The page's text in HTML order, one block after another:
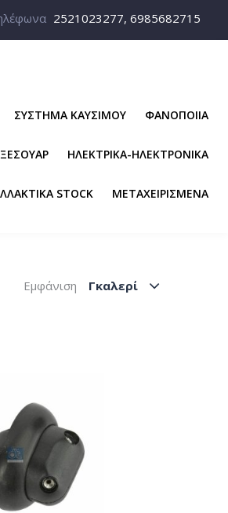
2521023277, 6985682715
ΣΥΣΤΗΜΑ ΚΑΥΣΙΜΟΥ ΦΑΝΟΠΟΙΙΑ
ΗΛΕΚΤΡΙΚΑ-ΗΛΕΚΤΡΟΝΙΚΑ
STOCK ΜΕΤΑΧΕΙΡΙΣΜΕΝΑ
Εμφάνιση Γκαλερί